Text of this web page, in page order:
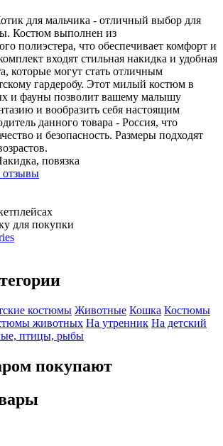
для мальчика - отличный выбор для
Костюм выполнен из
полиэстера, что обеспечивает комфорт и
входят стильная накидка и удобная
которые могут стать отличным
гардеробу. Этот милый костюм в
и фауны позволит вашему малышу
и вообразить себя настоящим
данного товара - Россия, что
и безопасность. Размеры подходят
повязка
отзывы
для покупки
костюмы Животные Кошка Костюмы
животных На утренник На детский
птицы, рыбы
покупают